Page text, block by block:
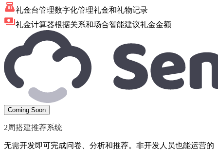
point_of_sale礼金台管理数字化管理礼金和礼物记录
payments礼金计算器根据关系和场合智能建议礼金金额
Coming Soon
2周搭建推荐系统
无需开发即可完成问卷、分析和推荐。非开发人员也能运营的